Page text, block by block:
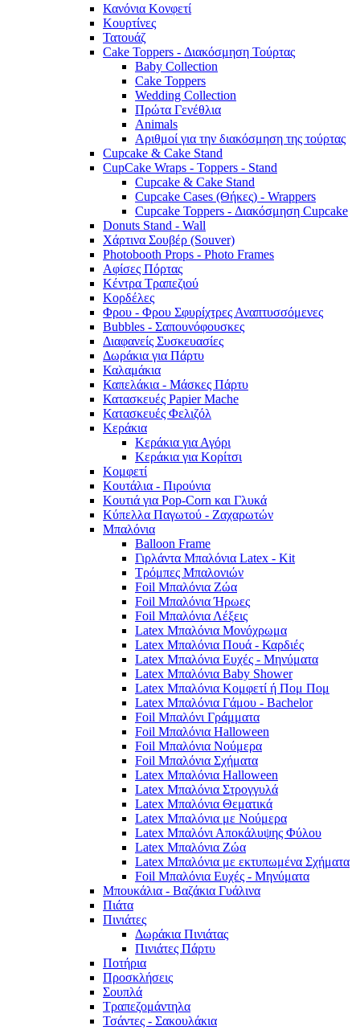
Κανόνια Κονφετί
Κουρτίνες
Τατουάζ
Cake Toppers - Διακόσμηση Τούρτας
Baby Collection
Cake Toppers
Wedding Collection
Πρώτα Γενέθλια
Animals
Αριθμοί για την διακόσμηση της τούρτας
Cupcake & Cake Stand
CupCake Wraps - Toppers - Stand
Cupcake & Cake Stand
Cupcake Cases (Θήκες) - Wrappers
Cupcake Toppers - Διακόσμηση Cupcake
Donuts Stand - Wall
Χάρτινα Σουβέρ (Souver)
Photobooth Props - Photo Frames
Αφίσες Πόρτας
Κέντρα Τραπεζιού
Κορδέλες
Φρου - Φρου Σφυρίχτρες Αναπτυσσόμενες
Bubbles - Σαπουνόφουσκες
Διαφανείς Συσκευασίες
Δωράκια για Πάρτυ
Καλαμάκια
Καπελάκια - Μάσκες Πάρτυ
Κατασκευές Papier Mache
Κατασκευές Φελιζόλ
Κεράκια
Κεράκια για Αγόρι
Κεράκια για Κορίτσι
Κομφετί
Κουτάλια - Πιρούνια
Κουτιά για Pop-Corn και Γλυκά
Κύπελλα Παγωτού - Ζαχαρωτών
Μπαλόνια
Balloon Frame
Γιρλάντα Μπαλόνια Latex - Kit
Τρόμπες Μπαλονιών
Foil Μπαλόνια Ζώα
Foil Μπαλόνια Ήρωες
Foil Μπαλόνια Λέξεις
Latex Μπαλόνια Μονόχρωμα
Latex Μπαλόνια Πουά - Καρδιές
Latex Μπαλόνια Ευχές - Μηνύματα
Latex Μπαλόνια Baby Shower
Latex Μπαλόνια Κομφετί ή Πομ Πομ
Latex Μπαλόνια Γάμου - Bachelor
Foil Μπαλόνι Γράμματα
Foil Μπαλόνια Halloween
Foil Μπαλόνια Νούμερα
Foil Μπαλόνια Σχήματα
Latex Μπαλόνια Halloween
Latex Μπαλόνια Στρογγυλά
Latex Μπαλόνια Θεματικά
Latex Μπαλόνια με Νούμερα
Latex Μπαλόνι Αποκάλυψης Φύλου
Latex Μπαλόνια Ζώα
Latex Μπαλόνια με εκτυπωμένα Σχήματα
Foil Μπαλόνια Ευχές - Μηνύματα
Μπουκάλια - Βαζάκια Γυάλινα
Πιάτα
Πινιάτες
Δωράκια Πινιάτας
Πινιάτες Πάρτυ
Ποτήρια
Προσκλήσεις
Σουπλά
Τραπεζομάντηλα
Τσάντες - Σακουλάκια